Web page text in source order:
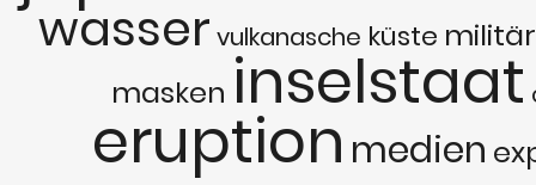
wasser vulkanasche küste
masken inselstaat
eruption medien